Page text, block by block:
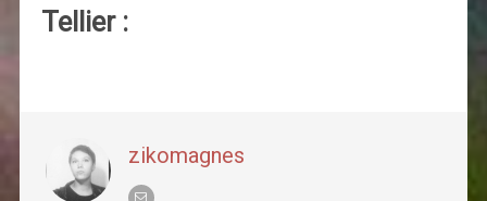
Tellier :
zikomagnes